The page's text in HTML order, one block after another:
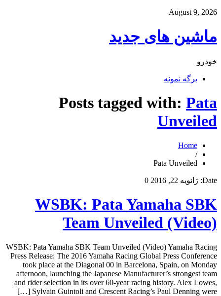
August 9, 2026
ماشین های جدید
خودرو
برگه نمونه
Posts tagged with: Pata
Unveiled
Home
/
Pata Unveiled
Date: ژانویه 22, 2016 0
WSBK: Pata Yamaha SBK
Team Unveiled (Video)
WSBK: Pata Yamaha SBK Team Unveiled (Video) Yamaha Racing
Press Release: The 2016 Yamaha Racing Global Press Conference
took place at the Diagonal 00 in Barcelona, Spain, on Monday
afternoon, launching the Japanese Manufacturer’s strongest team
and rider selection in its over 60-year racing history. Alex Lowes,
Sylvain Guintoli and Crescent Racing’s Paul Denning were […]